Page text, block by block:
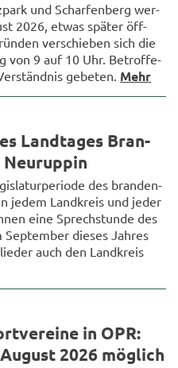
und Schar­fen­berg wer­
2026, etwas spä­ter öff­
ver­schie­ben sich die
von 9 auf 10 Uhr. Be­trof­fe­
ge­be­ten. Mehr
Land­ta­ges Bran­
des bran­den­
jedem Land­kreis und jeder
eine Sprech­stun­de des
Sep­tem­ber die­ses Jah­res
auch den Land­kreis
in OPR:
2026 mög­lich